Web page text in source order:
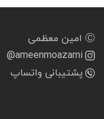
Ⓒ امین معظمی
@ameenmoazami
پشتیبانی واتساپ